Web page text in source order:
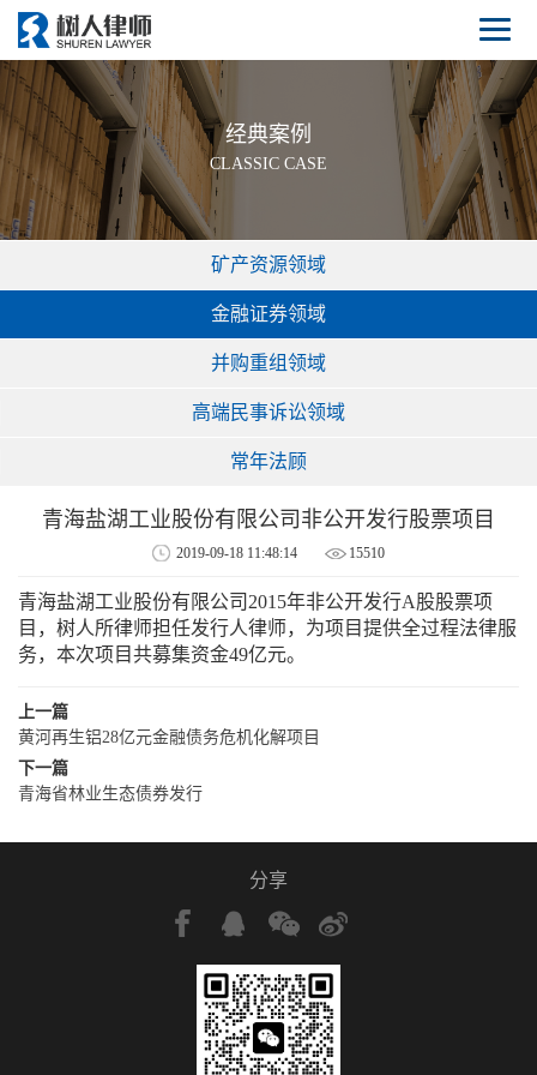
经典案例
CLASSIC CASE
矿产资源领域
金融证券领域
并购重组领域
高端民事诉讼领域
常年法顾
青海盐湖工业股份有限公司非公开发行股票项目
2019-09-18 11:48:14 15510
青海盐湖工业股份有限公司2015年非公开发行A股股票项
目，树人所律师担任发行人律师，为项目提供全过程法律服
务，本次项目共募集资金49亿元。
上一篇
黄河再生铝28亿元金融债务危机化解项目
下一篇
青海省林业生态债券发行
分享